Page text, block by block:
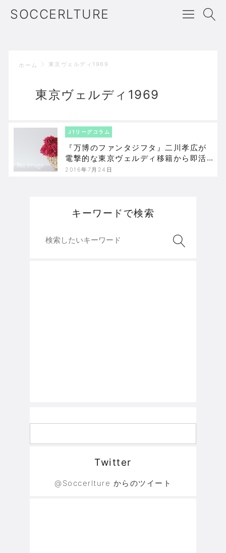
SOCCERLTURE
ホーム 東京ヴェルディ1969
東京ヴェルディ1969
J1リーグコラム
『万博のファンタジフタ』二川孝広が
電撃的な東京ヴェルディ移籍から即活
躍
2016年7月24日
キーワードで検索
Twitter
@Soccerlture からのツイート